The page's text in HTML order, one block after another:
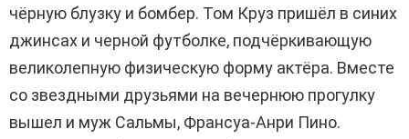
чёрную блузку и бомбер. Том Круз пришёл в синих
джинсах и черной футболке, подчёркивающую
великолепную физическую форму актёра. Вместе
со звездными друзьями на вечернюю прогулку
вышел и муж Сальмы, Франсуа-Анри Пино.